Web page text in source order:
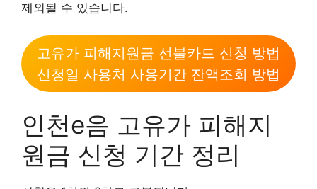
제외될 수 있습니다.
고유가 피해지원금 선불카드 신청 방법
신청일 사용처 사용기간 잔액조회 방법
인천e음 고유가 피해지
원금 신청 기간 정리